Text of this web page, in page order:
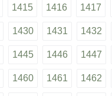
1415 1416 1417
1430 1431 1432
1445 1446 1447
1460 1461 1462